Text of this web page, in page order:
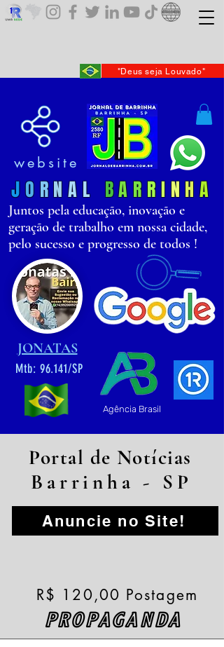
"Deus seja Louvado"
website
JO RNAL BARRI NHA
Juntos pela educação, inovação e
geração de trabalho em nossa cidade,
pelo sucesso e progresso de todos !
JONATAS
Mtb: 96.141/SP
Agência Brasil
Anuncie no Site!
PROPAGANDA
R$ 120,00 Postagem
Barrinha - SP
Portal de Notícias